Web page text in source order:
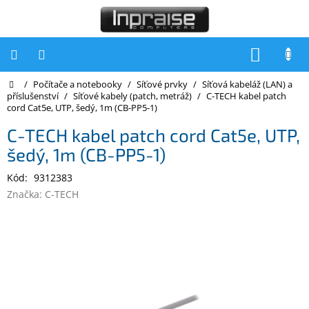
Počítače
Počítače
Notebooky
Tiskárny
Domů
/ Počítače a notebooky / Síťové prvky / Síťová kabeláž (LAN) a
příslušenství / Síťové kabely (patch, metráž) / C-TECH kabel patch
cord Cat5e, UTP, šedý, 1m (CB-PP5-1)
C-TECH kabel patch cord Cat5e, UTP,
šedý, 1m (CB-PP5-1)
Kód: 9312383
Značka: C-TECH